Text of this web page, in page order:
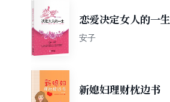
恋爱决定女人的一生
安子
新媳妇理财枕边书